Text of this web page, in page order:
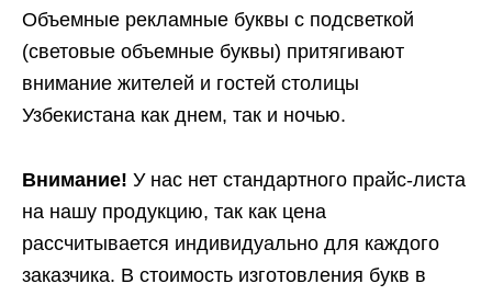
Объемные рекламные буквы с подсветкой
(световые объемные буквы) притягивают
внимание жителей и гостей столицы
Узбекистана как днем, так и ночью.
Внимание! У нас нет стандартного прайс-листа
на нашу продукцию, так как цена
рассчитывается индивидуально для каждого
заказчика. В стоимость изготовления букв в